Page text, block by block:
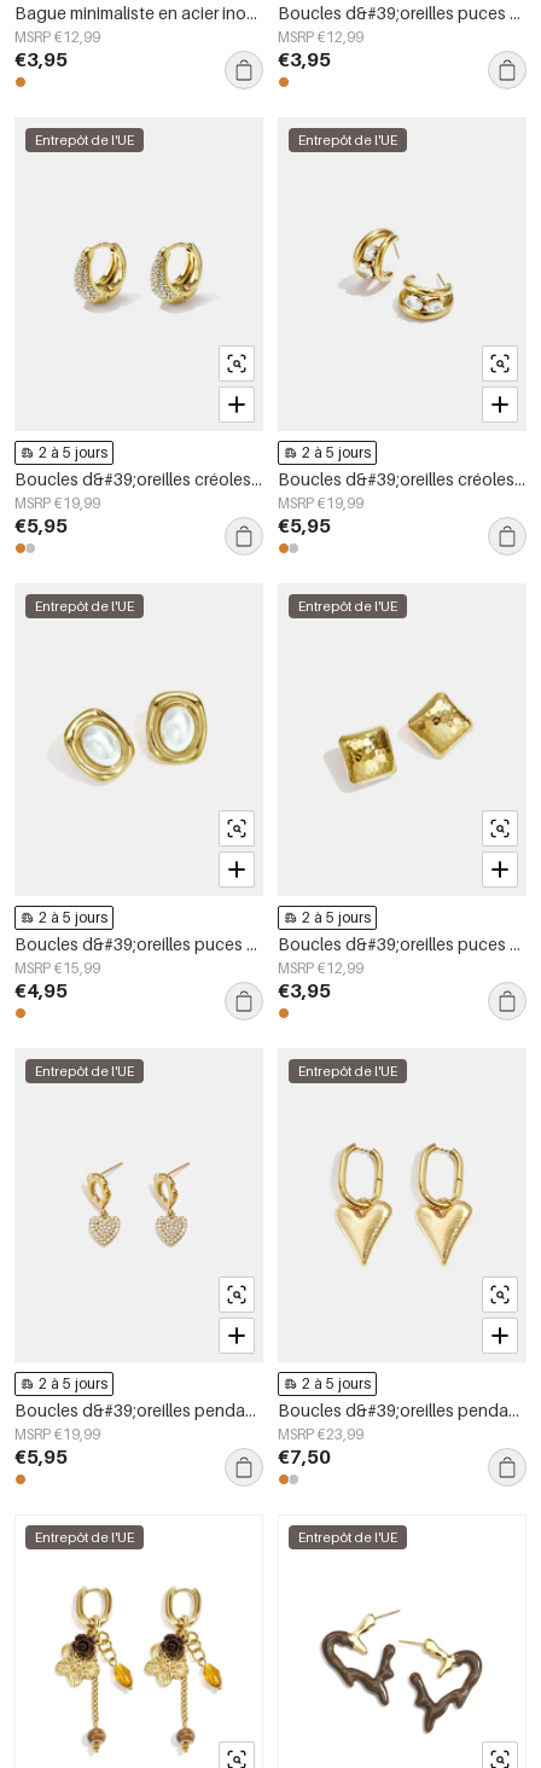
Bague minimaliste en acier inoxydable, forme irrégulière, collection Simple Daily Simple, bijoux pour femmes
MSRP €12,99
€3,95
Boucles d&#39;oreilles puces en acier inoxydable, forme irrégulière, collection Simple Daily Simple, bijoux pour femmes
MSRP €12,99
€3,95
Entrepôt de l'UE
2 à 5 jours
Boucles d&#39;oreilles créoles en acier inoxydable, forme irrégulière, collection Simple Daily Simple, bijoux pour femmes
MSRP €19,99
€5,95
Entrepôt de l'UE
2 à 5 jours
Boucles d&#39;oreilles créoles en acier inoxydable, forme géométrique, collection simple pour le quotidien, bijoux pour femmes
MSRP €19,99
€5,95
Entrepôt de l'UE
2 à 5 jours
Boucles d&#39;oreilles puces en acier inoxydable, forme géométrique, collection simple pour le quotidien, bijoux pour femmes
MSRP €15,99
€4,95
Entrepôt de l'UE
2 à 5 jours
Boucles d&#39;oreilles puces en acier inoxydable, forme géométrique, collection simple pour le quotidien, bijoux pour femmes
MSRP €12,99
€3,95
Entrepôt de l'UE
2 à 5 jours
Boucles d&#39;oreilles pendantes en acier inoxydable en forme de cœur, collection Daily Simple, bijoux pour femmes
MSRP €19,99
€5,95
Entrepôt de l'UE
2 à 5 jours
Boucles d&#39;oreilles pendantes en forme de cœur, série simple et décontractée pour le quotidien, bijoux pour femmes
MSRP €23,99
€7,50
Entrepôt de l'UE Entrepôt de l'UE